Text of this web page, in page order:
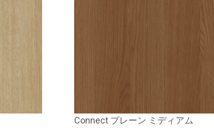
Connect プレーン ミディアム